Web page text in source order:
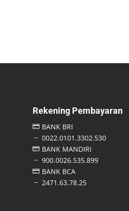
Rekening Pembayaran
 BANK BRI
K 0022.0101.3302.530
 BANK MANDIRI
K 900.0026.535.899
 BANK BCA
K 2471.63.78.25